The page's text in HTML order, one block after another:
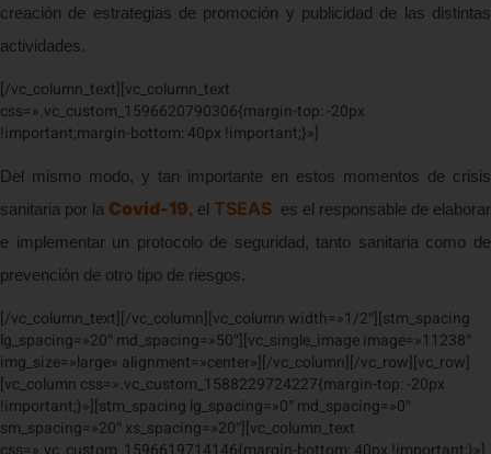
creación de estrategias de promoción y publicidad de las distintas
actividades.
[/vc_column_text][vc_column_text
css=».vc_custom_1596620790306{margin-top: -20px
!important;margin-bottom: 40px !important;}»]
Del mismo modo, y tan importante en estos momentos de crisis
sanitaria por la Covid-19, el TSEAS es el responsable de elaborar
e implementar un protocolo de seguridad, tanto sanitaria como de
prevención de otro tipo de riesgos.
[/vc_column_text][/vc_column][vc_column width=»1/2″][stm_spacing
lg_spacing=»20″ md_spacing=»50″][vc_single_image image=»11238″
img_size=»large» alignment=»center»][/vc_column][/vc_row][vc_row]
[vc_column css=».vc_custom_1588229724227{margin-top: -20px
!important;}»][stm_spacing lg_spacing=»0″ md_spacing=»0″
sm_spacing=»20″ xs_spacing=»20″][vc_column_text